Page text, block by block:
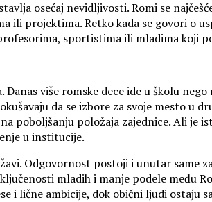
osećaj nevidljivosti. Romi se
ili projektima. Retko kada se govori o
sportistima ili mladima koji
Danas više romske dece ide u školu
da se izbore za svoje mesto u
poboljšanju položaja zajednice. Ali je
u institucije.
Odgovornost postoji i unutar same
mladih i manje podele među
i lične ambicije, dok obični ljudi ostaju